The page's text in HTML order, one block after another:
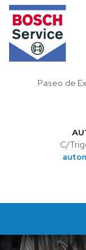
Paseo de
C/